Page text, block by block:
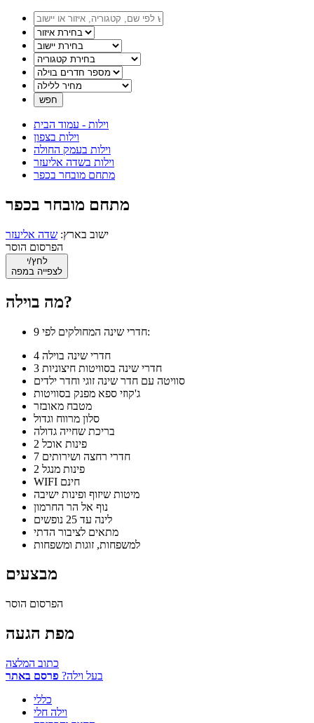
וילות - עמוד הבית
וילות בצפון
וילות בעמק החולה
וילות בשדה אליעזר
מתחם מובחר בכפר
מתחם מובחר בכפר
ישוב בארץ: שדה אליעזר
הפרסום הוסר
לחץ/י
לצפייה במפה
מה בוילה?
9 חדרי שינה המחולקים לפי:
4 חדרי שינה בוילה
3 חדרי שינה בסוויטות חיצוניות
סוויטה עם חדר שינה זוגי וחדר ילדים
ג'קוזי ספא מפנק בסוויטות
מטבח מאובזר
סלון מרווח וגדול
בריכת שחייה גדולה
7 חדרי רחצה ושירותים
2 פינות מנגל
WIFI חינם
מיטות שיזוף ופינות ישיבה
נוף אל הר החרמון
לינה עד 25 נופשים
מתאים לציבור הדתי
למשפחות, זוגות ומשפחות
מבצעים
הפרסום הוסר
מפת הגעה
כתוב המלצה
בעל וילה? פרסם באתר
כללי
וילה חלי